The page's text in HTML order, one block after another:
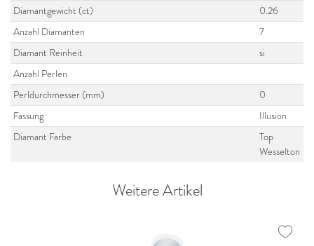
Diamantgewicht (ct)
0.26
Anzahl Diamanten
7
Diamant Reinheit
si
Anzahl Perlen
Perldurchmesser (mm)
0
Fassung
Illusion
Diamant Farbe
Top
Wesselton
Weitere Artikel